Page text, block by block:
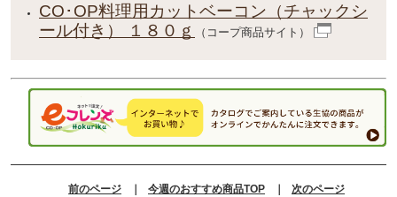
CO･OP料理用カットベーコン（チャックシ
ール付き） １８０ｇ
（コープ商品サイト）
前のページ ｜ 今週のおすすめ商品TOP ｜ 次のページ